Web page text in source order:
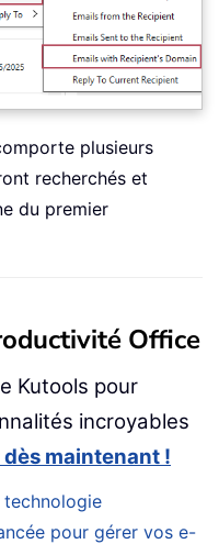
plusieurs
recherchés et
du premier
Office
Kutools pour
incroyables
maintenant !
technologie
pour gérer vos e-